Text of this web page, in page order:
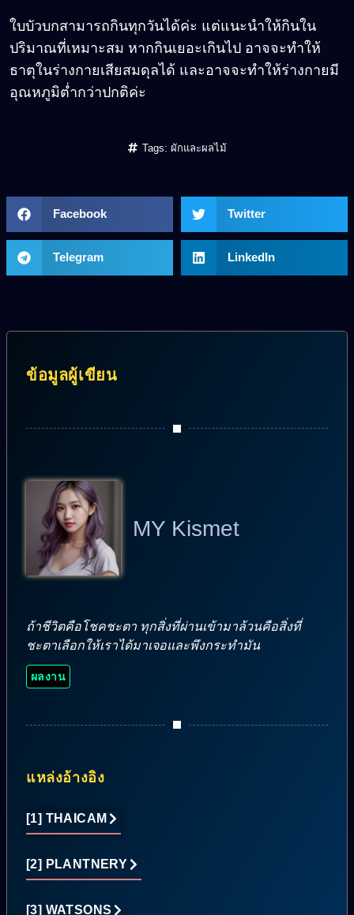
ใบบัวบกสามารถกินทุกวันได้ค่ะ แต่แนะนำให้กินใน
ปริมาณที่เหมาะสม หากกินเยอะเกินไป อาจจะทำให้
ธาตุในร่างกายเสียสมดุลได้ และอาจจะทำให้ร่างกายมี
อุณหภูมิต่ำกว่าปกติค่ะ
Tags: ผักและผลไม้
Facebook Twitter
Telegram LinkedIn
ข้อมูลผู้เขียน
MY Kismet
ถ้าชีวิตคือโชคชะตา ทุกสิ่งที่ผ่านเข้ามาล้วนคือสิ่งที่
ชะตาเลือกให้เราได้มาเจอและพึงกระทำมัน
ผลงาน
แหล่งอ้างอิง
[1] THAICAM
[2] PLANTNERY
[3] WATSONS